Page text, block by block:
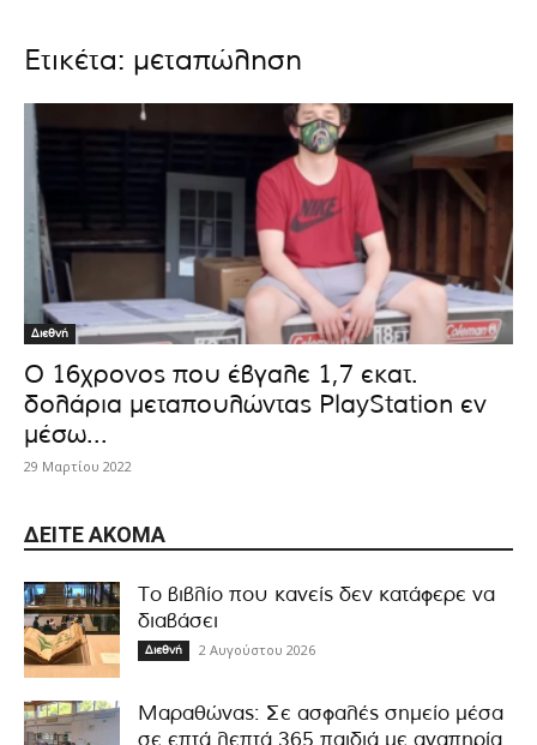
Ετικέτα: μεταπώληση
Διεθνή
Ο 16χρονος που έβγαλε 1,7 εκατ.
δολάρια μεταπουλώντας PlayStation εν
μέσω...
29 Μαρτίου 2022
ΔΕΊΤΕ ΑΚΌΜΑ
Το βιβλίο που κανείς δεν κατάφερε να
διαβάσει
Διεθνή 2 Αυγούστου 2026
Μαραθώνας: Σε ασφαλές σημείο μέσα
σε επτά λεπτά 365 παιδιά με αναπηρία